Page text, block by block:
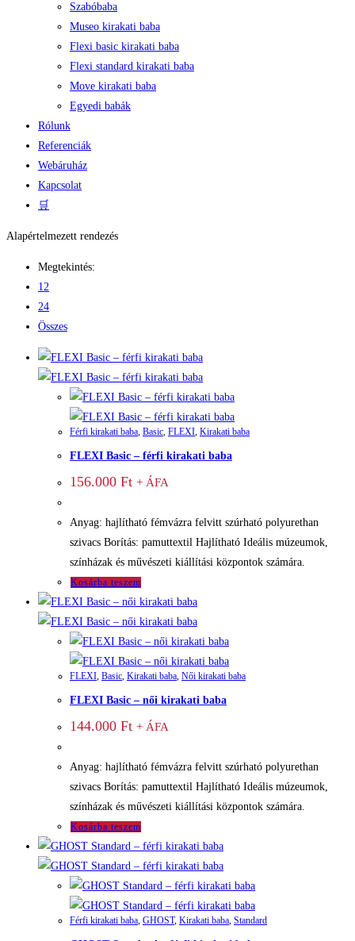
Szabóbaba
Museo kirakati baba
Flexi basic kirakati baba
Flexi standard kirakati baba
Move kirakati baba
Egyedi babák
Rólunk
Referenciák
Webáruház
Kapcsolat
🛒
Alapértelmezett rendezés
Megtekintés:
12
24
Összes
Férfi kirakati baba, Basic, FLEXI, Kirakati baba
FLEXI Basic – férfi kirakati baba
156.000 Ft + ÁFA
Anyag: hajlítható fémvázra felvitt szúrható polyurethan
szivacs Borítás: pamuttextil Hajlítható Ideális múzeumok,
színházak és művészeti kiállítási központok számára.
Kosárba teszem
FLEXI, Basic, Kirakati baba, Női kirakati baba
FLEXI Basic – női kirakati baba
144.000 Ft + ÁFA
Anyag: hajlítható fémvázra felvitt szúrható polyurethan
szivacs Borítás: pamuttextil Hajlítható Ideális múzeumok,
színházak és művészeti kiállítási központok számára.
Kosárba teszem
Férfi kirakati baba, GHOST, Kirakati baba, Standard